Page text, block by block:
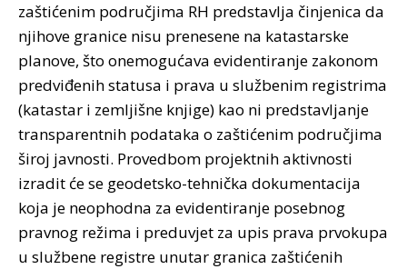
zaštićenim područjima RH predstavlja činjenica da
njihove granice nisu prenesene na katastarske
planove, što onemogućava evidentiranje zakonom
predviđenih statusa i prava u službenim registrima
(katastar i zemljišne knjige) kao ni predstavljanje
transparentnih podataka o zaštićenim područjima
široj javnosti. Provedbom projektnih aktivnosti
izradit će se geodetsko-tehnička dokumentacija
koja je neophodna za evidentiranje posebnog
pravnog režima i preduvjet za upis prava prvokupa
u službene registre unutar granica zaštićenih